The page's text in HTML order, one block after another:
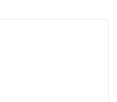
loại lá lật và loại lò
bởi người tiêu dùng